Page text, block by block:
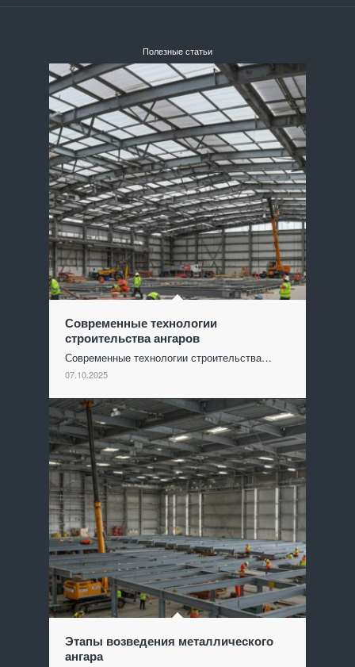
Полезные статьи
Современные технологии
строительства ангаров
Современные технологии строительства…
07.10.2025
Этапы возведения металлического
ангара